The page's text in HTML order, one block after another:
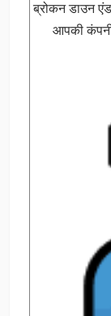
ब्रोकन डाउन
आपकी